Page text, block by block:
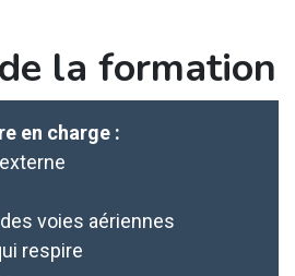
la formation
en charge :
voies aériennes
respire